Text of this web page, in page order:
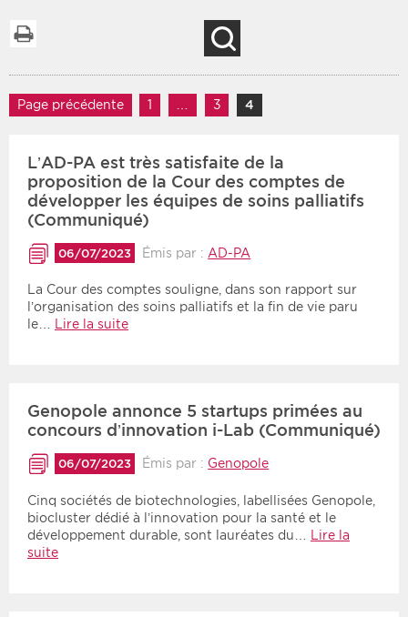
prochains jours
Communiqués des 10
derniers jours
Rendez-vous
Les deux
Secteur
Protection sociale
Sanitaire
Médico-social
Choisir une date de débutChoisir une date de finChronologique
Navigation des articles
Page précédente Page
1 Page
3 Page
4
L’AD-PA est très satisfaite de la
proposition de la Cour des comptes de
développer les équipes de soins palliatifs
(Communiqué)
06/07/2023 Émis par : AD-PA
La Cour des comptes souligne, dans son rapport sur
l’organisation des soins palliatifs et la fin de vie paru
le… Lire la suite
Genopole annonce 5 startups primées au
concours d’innovation i-Lab (Communiqué)
06/07/2023 Émis par : Genopole
Cinq sociétés de biotechnologies, labellisées Genopole,
biocluster dédié à l’innovation pour la santé et le
développement durable, sont lauréates du… Lire la
suite